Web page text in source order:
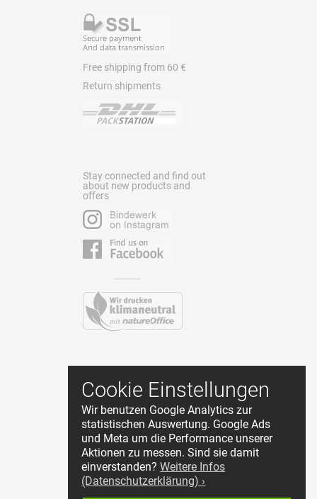
Cookie Einstellungen
Wir benutzen Google Analytics zur
statistischen Auswertung. Google Ads
und Meta um die Performance unserer
Aktionen zu messen. Sind sie damit
einverstanden?Weitere Infos
(Datenschutzerklärung) ›
Free shipping from 60 €
Return shipments
Stay connected and find out
about new products and
offers
Contact
Terms and Conditions
Privacy Policy
About Us
Cookie Einstellungen
Reseller Login
Start withdrawal